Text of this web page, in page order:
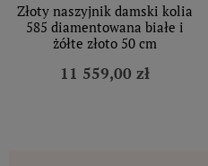
Złoty naszyjnik damski kolia
585 diamentowana białe i
żółte złoto 50 cm
11 559,00 zł